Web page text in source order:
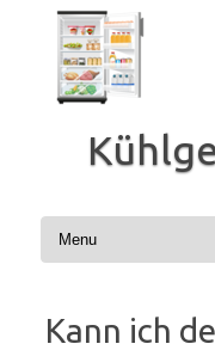
Zum
Inhalt
springen
Kann ich